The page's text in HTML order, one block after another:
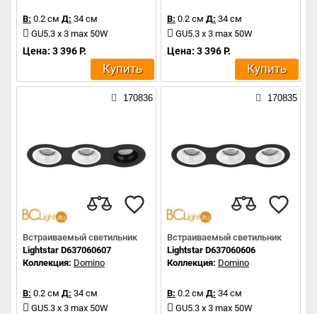
В: 0.2 см Д: 34 см
GU5.3 x 3 max 50W
Цена: 3 396 Р.
Купить
В: 0.2 см Д: 34 см
GU5.3 x 3 max 50W
Цена: 3 396 Р.
Купить
170836
Встраиваемый светильник
Lightstar D637060607
Коллекция: Domino
В: 0.2 см Д: 34 см
GU5.3 x 3 max 50W
170835
Встраиваемый светильник
Lightstar D637060606
Коллекция: Domino
В: 0.2 см Д: 34 см
GU5.3 x 3 max 50W